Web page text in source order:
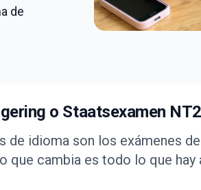
de
o Staatsexamen
de idioma son los exámenes
que cambia es todo lo que hay